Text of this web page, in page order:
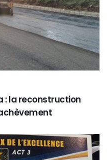
: la reconstruction